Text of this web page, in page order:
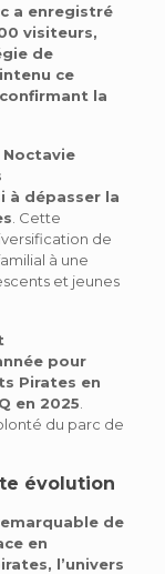
a enregistré
visiteurs,
de
ce
la
Noctavie
à dépasser la
. Cette
de
à une
et jeunes
pour
Pirates en
en 2025
du parc de
évolution
de
en
l’univers